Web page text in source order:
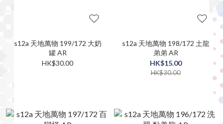
s12a 天地萬物 199/172 大奶
罐 AR
HK$30.00
s12a 天地萬物 198/172 土龍
弟弟 AR
HK$15.00
HK$30.00